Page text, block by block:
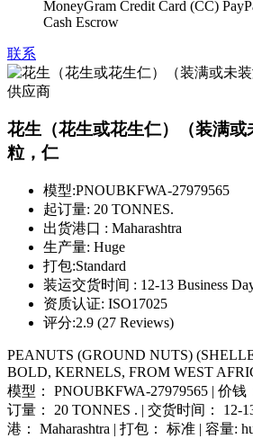
MoneyGram Credit Card (CC)
Cash Escrow
联系
花生（花生或花生仁）（装满或
粒，仁
模型:PNOUBKFWA-27979565
起订量: 20 TONNES.
出货港口 : Maharashtra
生产量: Huge
打包:Standard
装运交货时间 : 12-13 Business
资质认证: ISO17025
评分:2.9 (27 Reviews)
PEANUTS (GROUND NUTS)
BOLD, KERNELS, FROM WEST
模型： PNOUBKFWA-27979565 | 价钱
订量： 20 TONNES . | 交货时间： 12-
港： Maharashtra | 打包： 标准 | 容量: